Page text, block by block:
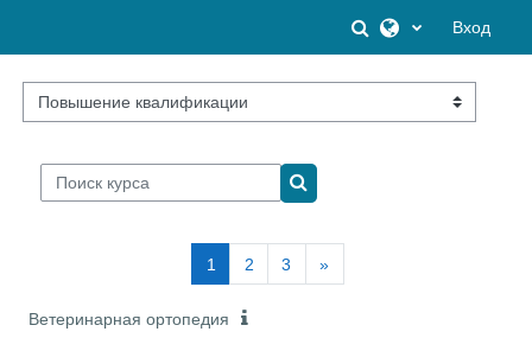
ИзменитьВход
Категории курсов
Поиск курса
Поиск курса
1 (текущая)
2 3 »Следующая страница
Ветеринарная ортопедия